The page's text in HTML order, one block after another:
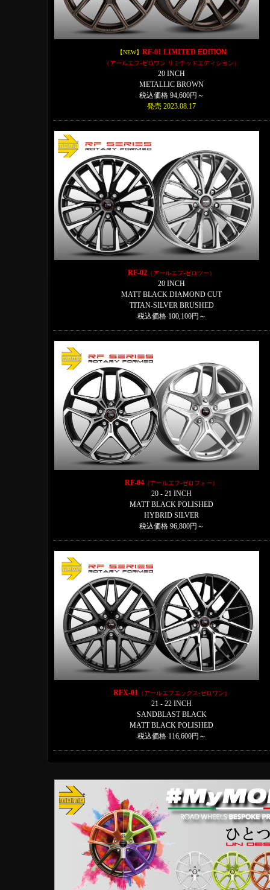
【NEW】 RF-01 LIMITED EDITION
（アールエフ-ゼロワン リミテッドエディション）
20 INCH
METALLIC BROWN
税込価格 94,600円～
発売 2023.08.17
RF-02 （アールエフ-ゼロツー）
20 INCH
MATT BLACK DIAMOND CUT
TITAN-SILVER BRUSHED
税込価格 100,100円～
RF-04 （アールエフ-ゼロフォー）
20 - 21 INCH
MATT BLACK POLISHED
HYBRID SILVER
税込価格 96,800円～
RFX-01 （アールエフエックス-ゼロワン）
21 - 22 INCH
SANDBLAST BLACK
MATT BLACK POLISHED
税込価格 116,600円～